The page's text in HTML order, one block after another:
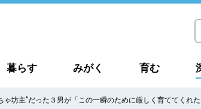
暮らす みがく 育む
坊主”だった３男が「この一瞬のために厳しく育ててくれ